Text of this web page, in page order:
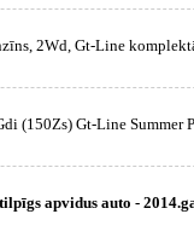
2Wd, Gt-Line
(150Zs) Gt-Line Summer
apvidus auto -